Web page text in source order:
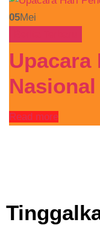
05Mei
Upacara
Nasional
Read more